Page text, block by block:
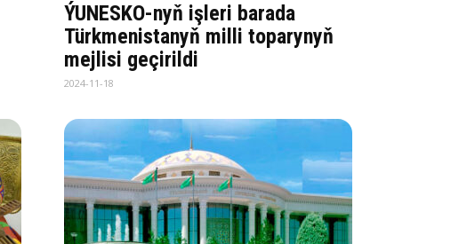
ÝUNESKO-nyň işleri barada
Türkmenistanyň milli toparynyň
mejlisi geçirildi
2024-11-18